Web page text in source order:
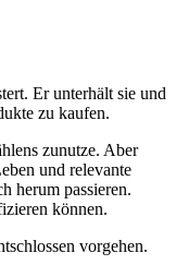
Er unterhält sie und
zu kaufen.
zunutze. Aber
und relevante
herum passieren.
können.
vorgehen.